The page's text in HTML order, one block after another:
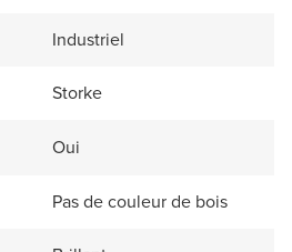
Industriel
Storke
Oui
Pas de couleur de bois